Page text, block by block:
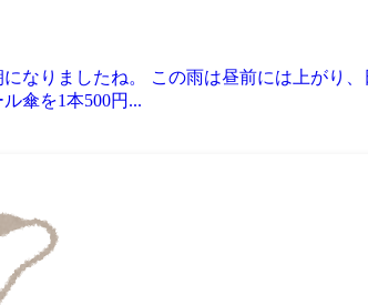
なりましたね。 この雨は昼前には上がり
傘を1本500円...